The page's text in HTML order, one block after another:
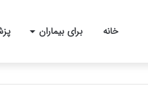
خانه برای بیماران